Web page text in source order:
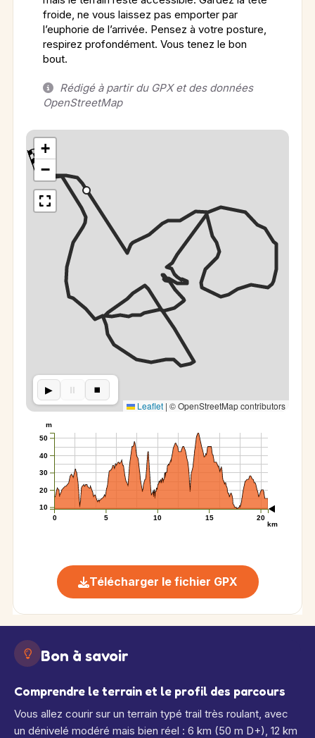
froide, ne vous laissez pas emporter par
l’euphorie de l’arrivée. Pensez à votre posture,
respirez profondément. Vous tenez le bon
bout.
Rédigé à partir du GPX et des données
OpenStreetMap
+
−
▶︎ ⏸︎ ⏹︎
Leaflet | © OpenStreetMap contributors
0 5 10 15 20
km
10
20
30
40
50
m
Télécharger le fichier GPX
Bon à savoir
Comprendre le terrain et le profil des parcours
Vous allez courir sur un terrain typé trail très roulant, avec
un dénivelé modéré mais bien réel : 6 km (50 m D+), 12 km